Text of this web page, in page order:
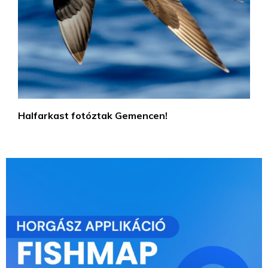
Halfarkast fotóztak Gemencen!